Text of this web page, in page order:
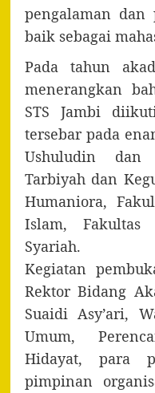
pengalaman dan
baik sebagai
Pada tahun
menerangkan
STS Jambi
tersebar pada
Ushuludin dan
Tarbiyah dan
Humaniora,
Islam, Fakultas
Syariah.
Kegiatan
Rektor Bidang
Suaidi Asy’ari,
Umum,
Hidayat, para
pimpinan